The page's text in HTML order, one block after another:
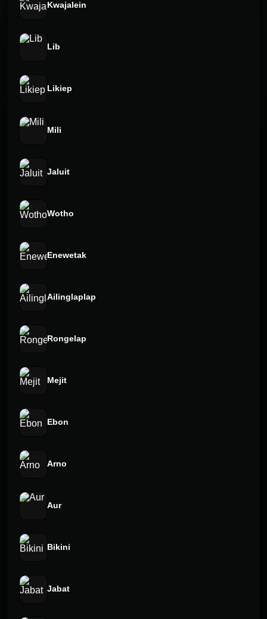
Kwajalein
Lib
Likiep
Mili
Jaluit
Wotho
Enewetak
Ailinglaplap
Rongelap
Mejit
Ebon
Arno
Aur
Bikini
Jabat